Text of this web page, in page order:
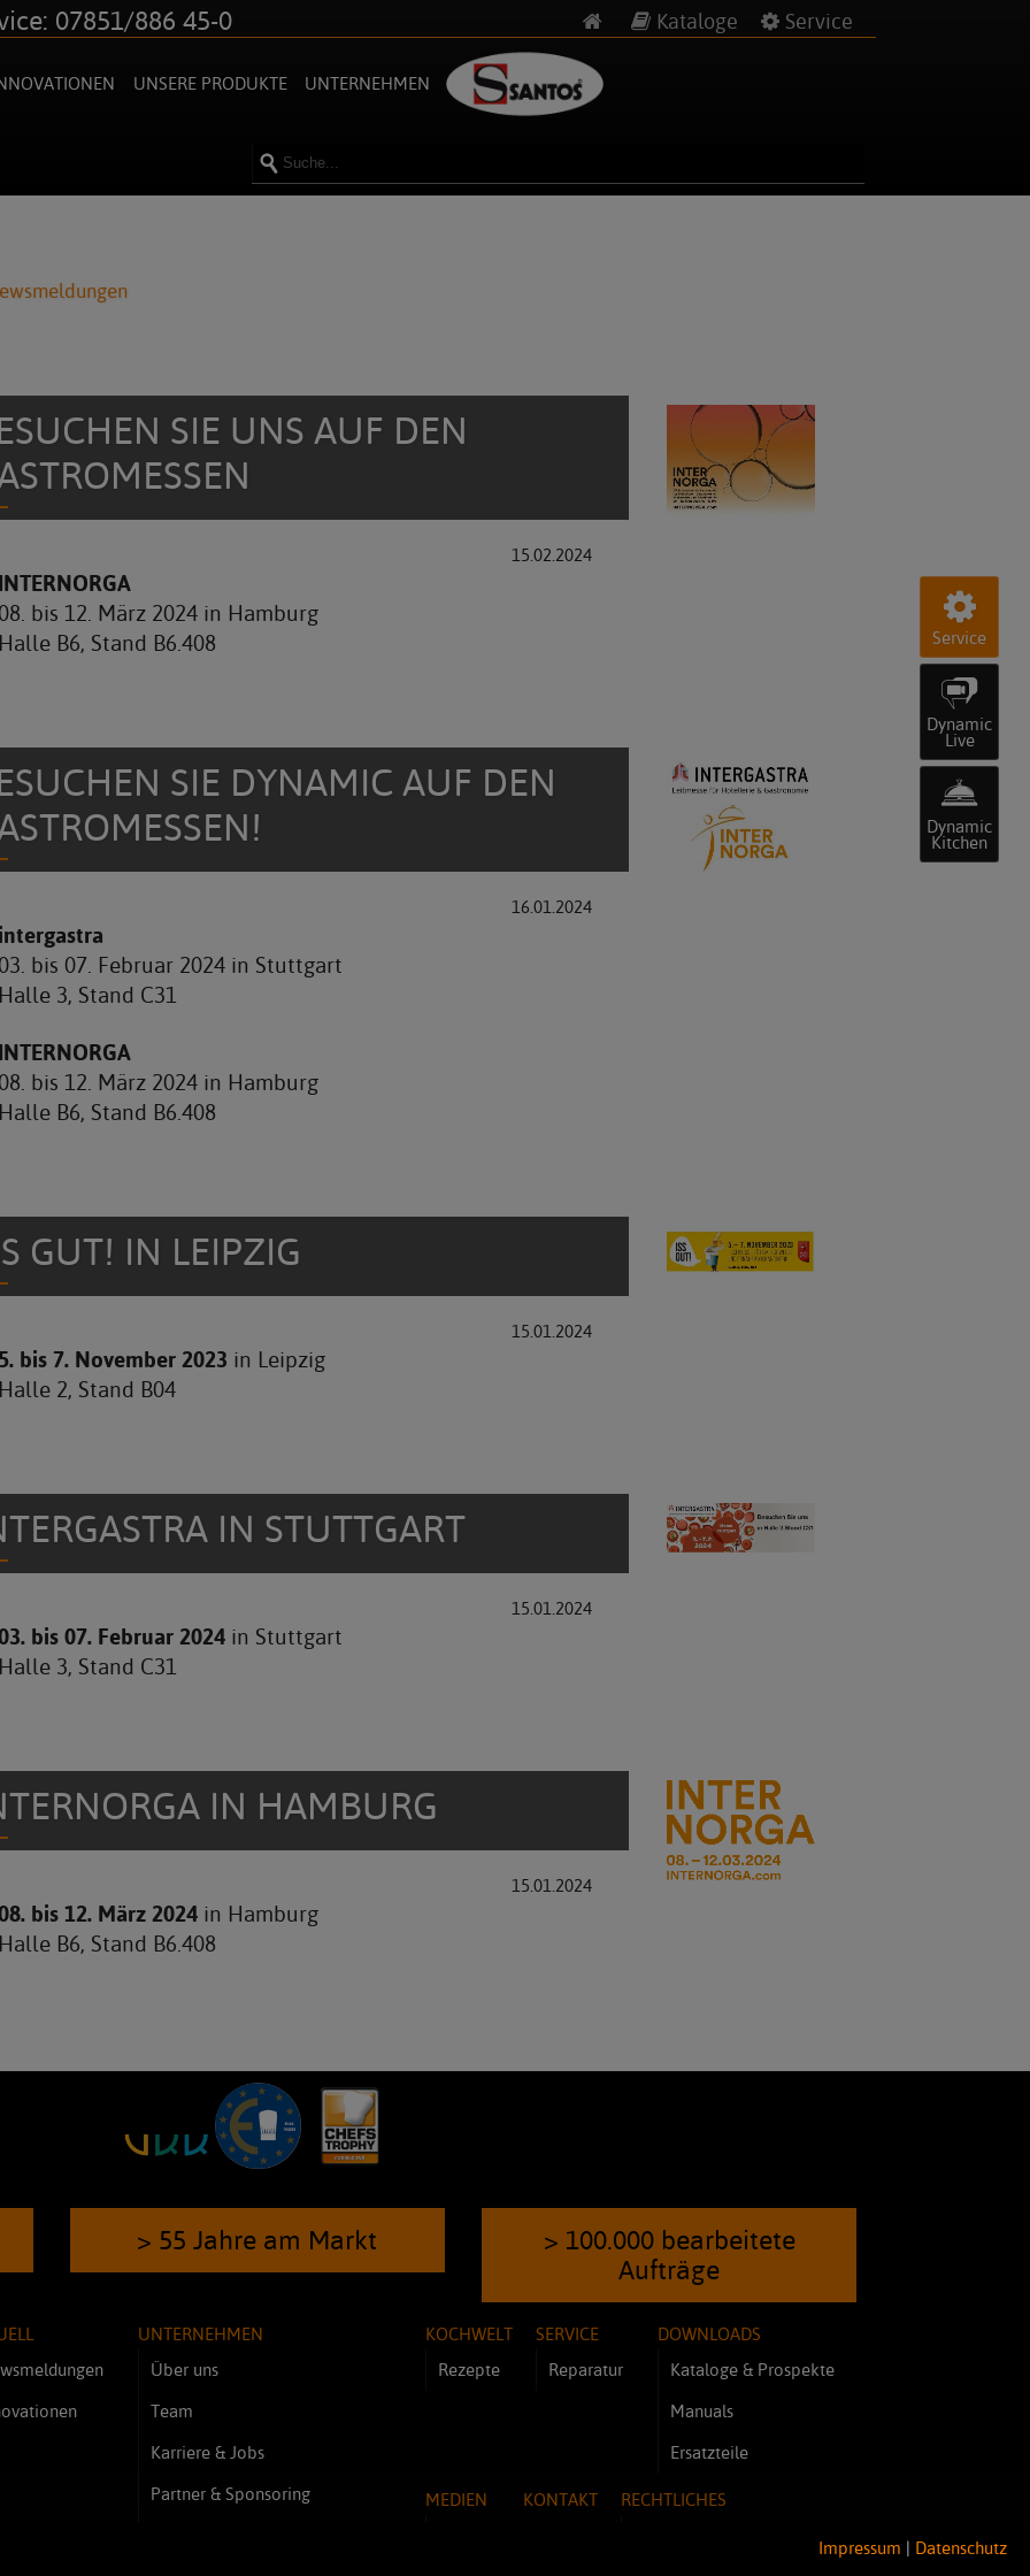
Impressum | Datenschutz
Service
Dynamic
Live
Dynamic
Kitchen
07851/886 45-0 Kataloge Service
UNSERE PRODUKTE UNTERNEHMEN
SIE UNS AUF DEN
15.02.2024
bis 12. März 2024 in Hamburg
B6, Stand B6.408
SIE DYNAMIC AUF DEN
16.01.2024
bis 07. Februar 2024 in Stuttgart
3, Stand C31
bis 12. März 2024 in Hamburg
B6, Stand B6.408
GUT! IN LEIPZIG
15.01.2024
bis 7. November 2023 in Leipzig
2, Stand B04
IN STUTTGART
15.01.2024
bis 07. Februar 2024in Stuttgart
3, Stand C31
IN HAMBURG
15.01.2024
bis 12. März 2024in Hamburg
B6, Stand B6.408
> 55 Jahre am Markt
> 100.000 bearbeitete
Aufträge
UNTERNEHMEN
Über uns
Team
Karriere & Jobs
Partner & Sponsoring
KOCHWELT
Rezepte
SERVICE
Reparatur
DOWNLOADS
Kataloge & Prospekte
Manuals
Ersatzteile
MEDIEN
KONTAKT
RECHTLICHES